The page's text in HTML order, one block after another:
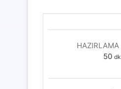
HAZIRLAMA
50 dk